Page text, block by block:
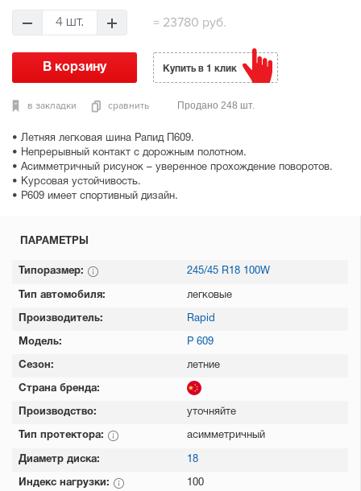
• Летняя легковая шина Рапид П609.
• Непрерывный контакт с дорожным полотном.
• Асимметричный рисунок – уверенное прохождение поворотов.
• Курсовая устойчивость.
• P609 имеет спортивный дизайн.
4 шт. = 23780 руб.
в закладки сравнить
Купить в 1 клик
Продано 248 шт.
ПАРАМЕТРЫ
Типоразмер: 245/45 R18 100W
Тип автомобиля: легковые
Производитель: Rapid
Модель: P 609
Сезон: летние
Страна бренда:
Производство: уточняйте
Тип протектора: асимметричный
Диаметр диска: 18
Индекс нагрузки: 100